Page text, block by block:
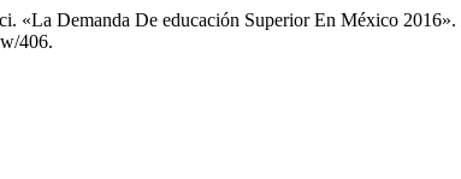
«La Demanda De educación Superior En México 2016».
406.